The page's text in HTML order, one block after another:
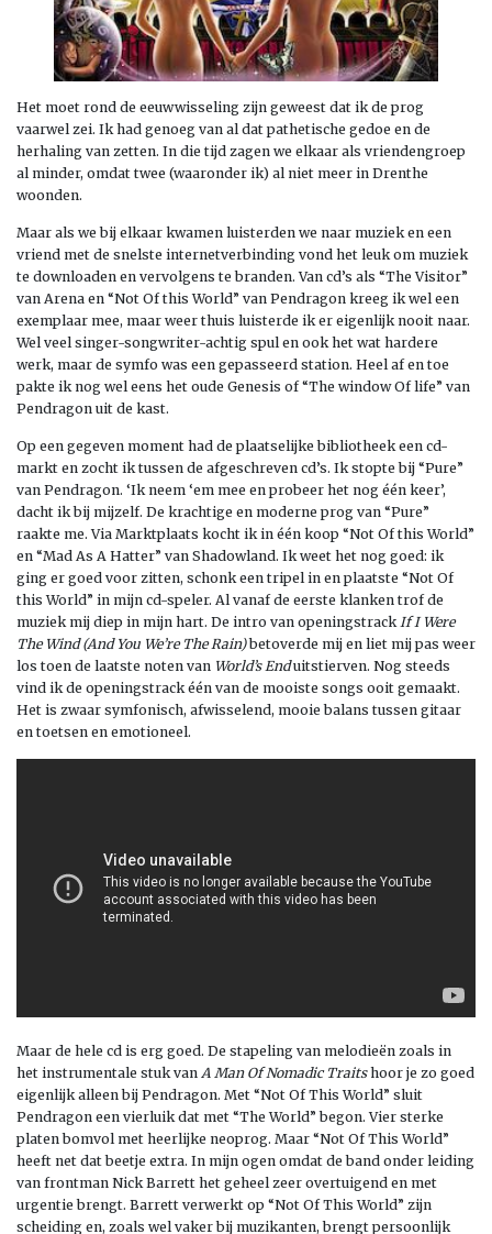
Het moet rond de eeuwwisseling zijn geweest dat ik de prog
vaarwel zei. Ik had genoeg van al dat pathetische gedoe en de
herhaling van zetten. In die tijd zagen we elkaar als vriendengroep
al minder, omdat twee (waaronder ik) al niet meer in Drenthe
woonden.
Maar als we bij elkaar kwamen luisterden we naar muziek en een
vriend met de snelste internetverbinding vond het leuk om muziek
te downloaden en vervolgens te branden. Van cd’s als “The Visitor”
van Arena en “Not Of this World” van Pendragon kreeg ik wel een
exemplaar mee, maar weer thuis luisterde ik er eigenlijk nooit naar.
Wel veel singer-songwriter-achtig spul en ook het wat hardere
werk, maar de symfo was een gepasseerd station. Heel af en toe
pakte ik nog wel eens het oude Genesis of “The window Of life” van
Pendragon uit de kast.
Op een gegeven moment had de plaatselijke bibliotheek een cd-
markt en zocht ik tussen de afgeschreven cd’s. Ik stopte bij “Pure”
van Pendragon. ‘Ik neem ‘em mee en probeer het nog één keer’,
dacht ik bij mijzelf. De krachtige en moderne prog van “Pure”
raakte me. Via Marktplaats kocht ik in één koop “Not Of this World”
en “Mad As A Hatter” van Shadowland. Ik weet het nog goed: ik
ging er goed voor zitten, schonk een tripel in en plaatste “Not Of
this World” in mijn cd-speler. Al vanaf de eerste klanken trof de
muziek mij diep in mijn hart. De intro van openingstrackIf I Were
The Wind (And You We’re The Rain)betoverde mij en liet mij pas weer
los toen de laatste noten van World’s Enduitstierven. Nog steeds
vind ik de openingstrack één van de mooiste songs ooit gemaakt.
Het is zwaar symfonisch, afwisselend, mooie balans tussen gitaar
en toetsen en emotioneel.
Maar de hele cd is erg goed. De stapeling van melodieën zoals in
het instrumentale stuk van A Man Of Nomadic Traitshoor je zo goed
eigenlijk alleen bij Pendragon. Met “Not Of This World” sluit
Pendragon een vierluik dat met “The World” begon. Vier sterke
platen bomvol met heerlijke neoprog. Maar “Not Of This World”
heeft net dat beetje extra. In mijn ogen omdat de band onder leiding
van frontman Nick Barrett het geheel zeer overtuigend en met
urgentie brengt. Barrett verwerkt op “Not Of This World” zijn
scheiding en, zoals wel vaker bij muzikanten, brengt persoonlijk